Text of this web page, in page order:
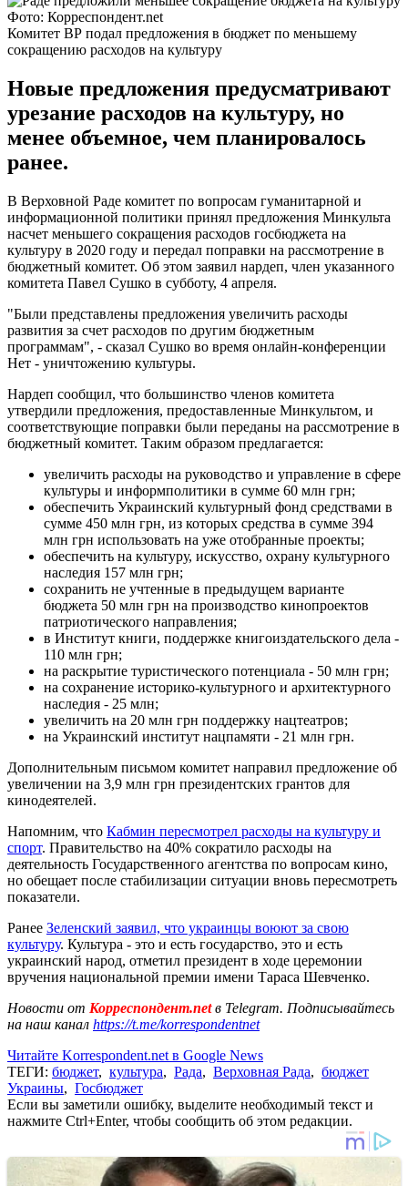
Фото: Корреспондент.net
Комитет ВР подал предложения в бюджет по меньшему
сокращению расходов на культуру
Новые предложения предусматривают
урезание расходов на культуру, но
менее объемное, чем планировалось
ранее.
В Верховной Раде комитет по вопросам гуманитарной и
информационной политики принял предложения Минкульта
насчет меньшего сокращения расходов госбюджета на
культуру в 2020 году и передал поправки на рассмотрение в
бюджетный комитет. Об этом заявил нардеп, член указанного
комитета Павел Сушко в субботу, 4 апреля.
"Были представлены предложения увеличить расходы
развития за счет расходов по другим бюджетным
программам", - сказал Сушко во время онлайн-конференции
Нет - уничтожению культуры.
Нардеп сообщил, что большинство членов комитета
утвердили предложения, предоставленные Минкультом, и
соответствующие поправки были переданы на рассмотрение в
бюджетный комитет. Таким образом предлагается:
увеличить расходы на руководство и управление в сфере
культуры и информполитики в сумме 60 млн грн;
обеспечить Украинский культурный фонд средствами в
сумме 450 млн грн, из которых средства в сумме 394
млн грн использовать на уже отобранные проекты;
обеспечить на культуру, искусство, охрану культурного
наследия 157 млн ​​грн;
сохранить не учтенные в предыдущем варианте
бюджета 50 млн грн на производство кинопроектов
патриотического направления;
в Институт книги, поддержке книгоиздательского дела -
110 млн грн;
на раскрытие туристического потенциала - 50 млн грн;
на сохранение историко-культурного и архитектурного
наследия - 25 млн;
увеличить на 20 млн грн поддержку нацтеатров;
на Украинский институт нацпамяти - 21 млн грн.
Дополнительным письмом комитет направил предложение об
увеличении на 3,9 млн грн президентских грантов для
кинодеятелей.
Напомним, что Кабмин пересмотрел расходы на культуру и
спорт. Правительство на 40% сократило расходы на
деятельность Государственного агентства по вопросам кино,
но обещает после стабилизации ситуации вновь пересмотреть
показатели.
Ранее Зеленский заявил, что украинцы воюют за свою
культуру. Культура - это и есть государство, это и есть
украинский народ, отметил президент в ходе церемонии
вручения национальной премии имени Тараса Шевченко.
Новости от Корреспондент.netв Telegram. Подписывайтесь
на наш канал https://t.me/korrespondentnet
Читайте Korrespondent.net в Google News
ТЕГИ: бюджет, культура, Рада, Верховная Рада, бюджет
Украины, Госбюджет
Если вы заметили ошибку, выделите необходимый текст и
нажмите Ctrl+Enter, чтобы сообщить об этом редакции.